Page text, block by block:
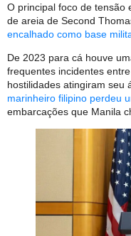
O principal foco de tensão
de areia de Second
encalhado como base
De 2023 para cá houve
frequentes incidentes
hostilidades atingiram seu
marinheiro filipino perdeu
embarcações que Manila